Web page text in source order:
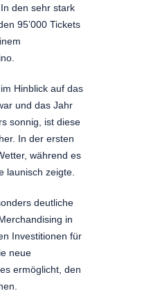
den sehr stark
95’000 Tickets
Hinblick auf das
und das Jahr
sonnig, ist diese
In der ersten
während es
launisch zeigte.
deutliche
in
Investitionen für
neue
ermöglicht, den